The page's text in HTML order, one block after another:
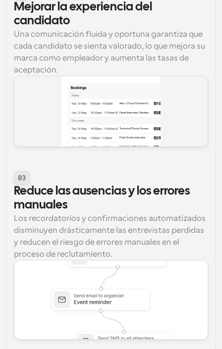
Mejorar la experiencia del
candidato
Una comunicación fluida y oportuna garantiza que
cada candidato se sienta valorado, lo que mejora su
marca como empleador y aumenta las tasas de
aceptación.
03
Reduce las ausencias y los errores
manuales
Los recordatorios y confirmaciones automatizados
disminuyen drásticamente las entrevistas perdidas
y reducen el riesgo de errores manuales en el
proceso de reclutamiento.